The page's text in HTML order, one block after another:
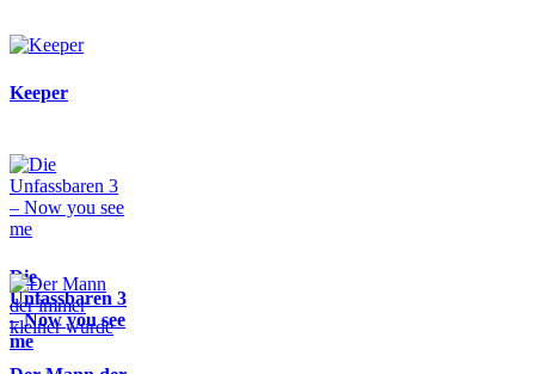
Keeper
Die
Unfassbaren 3
– Now you see
me